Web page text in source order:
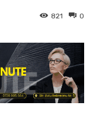
0
821